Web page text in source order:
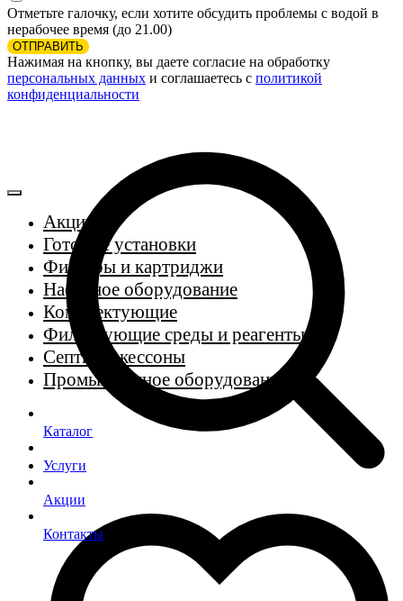
Отметьте галочку, если хотите обсудить проблемы с водой в
нерабочее время (до 21.00)
ОТПРАВИТЬ
Нажимая на кнопку, вы даете согласие на обработку
персональных данных и соглашаетесь c политикой
конфиденциальности
Акции
Готовые установки
Фильтры и картриджи
Насосное оборудование
Комплектующие
Фильтрующие среды и реагенты
Септики, кессоны
Промышленное оборудование
Каталог
Услуги
Акции
Контакты